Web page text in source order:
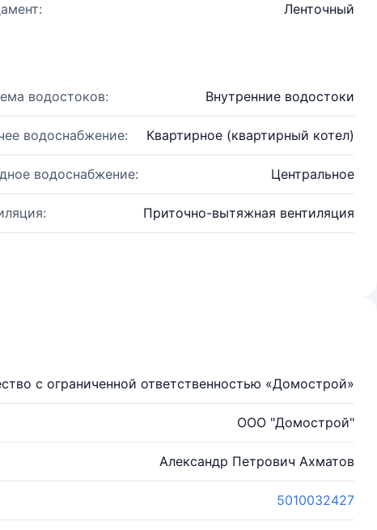
Ленточный
водостоков: Внутренние водостоки
водоснабжение: Квартирное (квартирный котел)
водоснабжение: Центральное
Приточно-вытяжная вентиляция
с ограниченной ответственностью «Домострой»
ООО "Домострой"
Александр Петрович Ахматов
5010032427